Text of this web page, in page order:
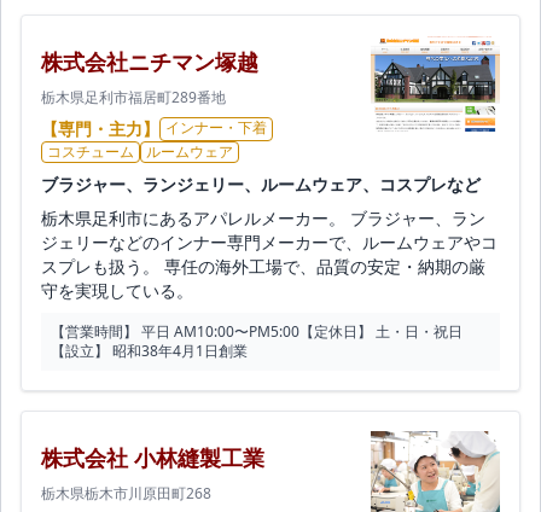
株式会社ニチマン塚越
栃木県足利市福居町289番地
【専門・主力】
インナー・下着
コスチューム
ルームウェア
ブラジャー、ランジェリー、ルームウェア、コスプレなど
栃木県足利市にあるアパレルメーカー。 ブラジャー、ラン
ジェリーなどのインナー専門メーカーで、ルームウェアやコ
スプレも扱う。 専任の海外工場で、品質の安定・納期の厳
守を実現している。
【営業時間】 平日 AM10:00〜PM5:00 【定休日】 土・日・祝日
【設立】 昭和38年4月1日創業
株式会社 小林縫製工業
栃木県栃木市川原田町268